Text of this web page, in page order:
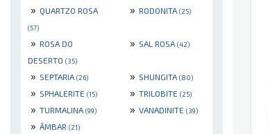
» QUARTZO ROSA
(57)
» RODONITA (25)
» ROSA DO
DESERTO (35)
» SAL ROSA (42)
» SEPTARIA (26) » SHUNGITA (80)
» SPHALERITE (15) » TRILOBITE (25)
» TURMALINA (99) » VANADINITE (39)
» ÂMBAR (21)